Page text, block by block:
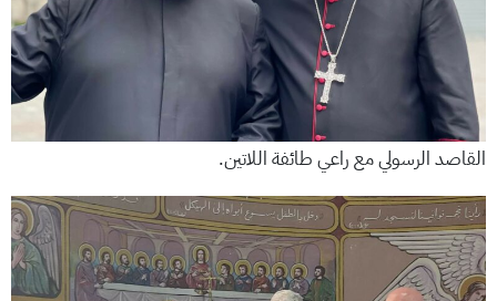
القاصد الرسولي مع راعي طائفة اللاتين.